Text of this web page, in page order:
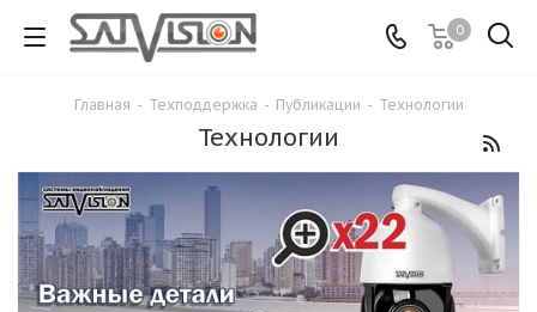
0
Главная - Техподдержка - Публикации - Технологии
Технологии